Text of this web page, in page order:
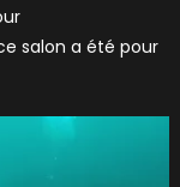
salon a été pour